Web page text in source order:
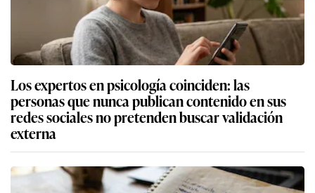
Los expertos en psicología coinciden: las
personas que nunca publican contenido en sus
redes sociales no pretenden buscar validación
externa